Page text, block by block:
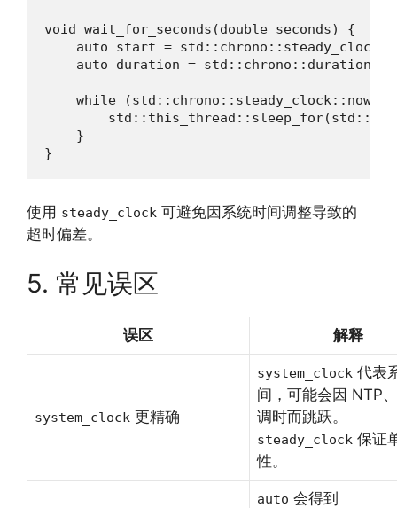
void wait_for_seconds(double seconds) {
auto start =
auto duration = std::chrono::duration
while (std::chrono::steady_clock::now()
    }
}
使用 steady_clock 可避免因系统时间调整导致的
超时偏差。
5. 常见误区
误区 解释
system_clock 更精确
system_clock 代表
间，可能会因 NTP
调时而跳跃。
steady_clock 保证
性。
auto 会得到